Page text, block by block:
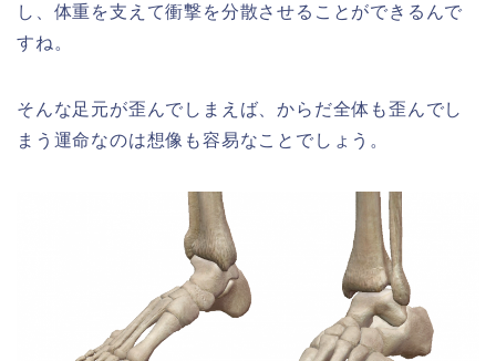
し、体重を支えて衝撃を分散させることができるんで
すね。
そんな足元が歪んでしまえば、からだ全体も歪んでし
まう運命なのは想像も容易なことでしょう。